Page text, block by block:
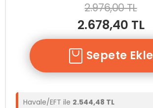
2.976,00 TL
2.678,40 TL
Sepete Ekle
Havale/EFT ile 2.544,48 TL